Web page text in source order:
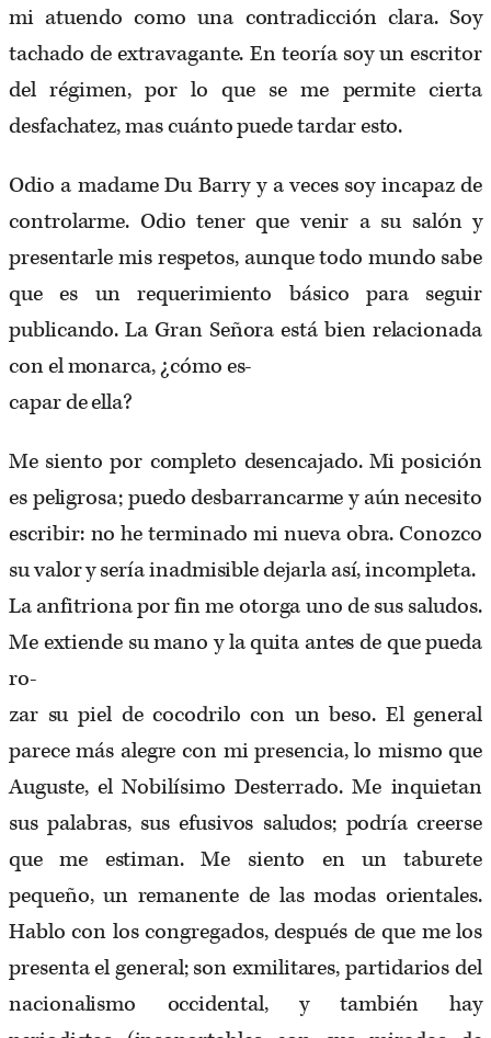
mi atuendo como una contradicción clara. Soy
tachado de extravagante. En teoría soy un escritor
del régimen, por lo que se me permite cierta
desfachatez, mas cuánto puede tardar esto.
Odio a madame Du Barry y a veces soy incapaz de
controlarme. Odio tener que venir a su salón y
presentarle mis respetos, aunque todo mundo sabe
que es un requerimiento básico para seguir
publicando. La Gran Señora está bien relacionada
con el monarca, ¿cómo es-
capar de ella?
Me siento por completo desencajado. Mi posición
es peligrosa; puedo desbarrancarme y aún necesito
escribir: no he terminado mi nueva obra. Conozco
su valor y sería inadmisible dejarla así, incompleta.
La anfitriona por fin me otorga uno de sus saludos.
Me extiende su mano y la quita antes de que pueda
ro-
zar su piel de cocodrilo con un beso. El general
parece más alegre con mi presencia, lo mismo que
Auguste, el Nobilísimo Desterrado. Me inquietan
sus palabras, sus efusivos saludos; podría creerse
que me estiman. Me siento en un taburete
pequeño, un remanente de las modas orientales.
Hablo con los congregados, después de que me los
presenta el general; son exmilitares, partidarios del
nacionalismo occidental, y también hay